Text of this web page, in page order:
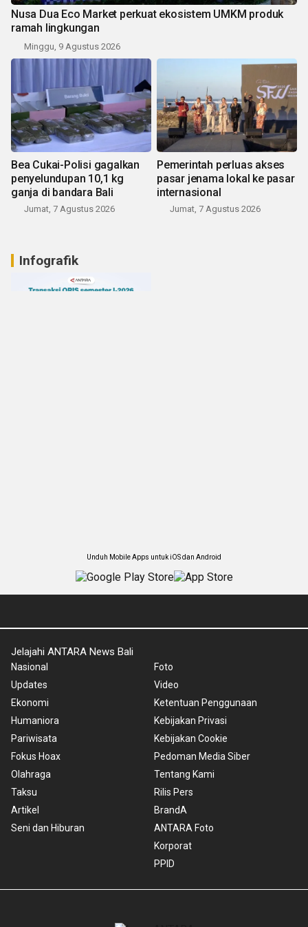
Nusa Dua Eco Market perkuat ekosistem UMKM produk
ramah lingkungan
Minggu, 9 Agustus 2026
Bea Cukai-Polisi gagalkan
penyelundupan 10,1 kg
ganja di bandara Bali
Jumat, 7 Agustus 2026
Pemerintah perluas akses
pasar jenama lokal ke pasar
internasional
Jumat, 7 Agustus 2026
Infografik
Unduh Mobile Apps untuk iOS dan Android
Jelajahi ANTARA News Bali
Nasional
Updates
Ekonomi
Humaniora
Pariwisata
Fokus Hoax
Olahraga
Taksu
Artikel
Seni dan Hiburan
Foto
Video
Ketentuan Penggunaan
Kebijakan Privasi
Kebijakan Cookie
Pedoman Media Siber
Tentang Kami
Rilis Pers
BrandA
ANTARA Foto
Korporat
PPID